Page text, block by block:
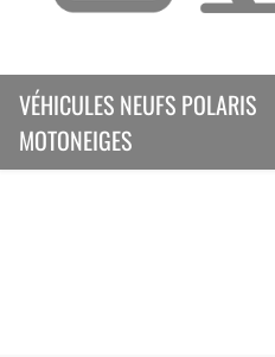
VÉHICULES NEUFS POLARIS
MOTONEIGES